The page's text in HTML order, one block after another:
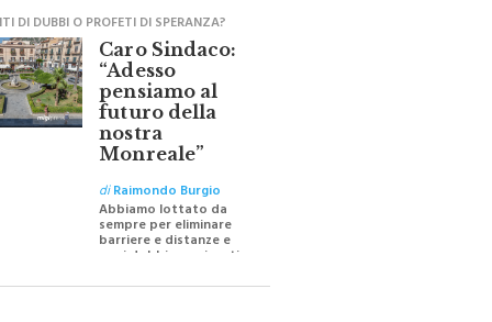
DI DUBBI O PROFETI DI SPERANZA?
Caro Sindaco:
“Adesso
pensiamo al
futuro della
nostra
Monreale”
diRaimondo Burgio
Abbiamo lottato da
sempre per eliminare
barriere e distanze e
oggi dobbiamo ripartire